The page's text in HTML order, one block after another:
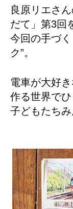
良原リエさ
だて」第3回
今回の手づ
ク”。
電車が大好
作る世界でひ
子どもたちみ